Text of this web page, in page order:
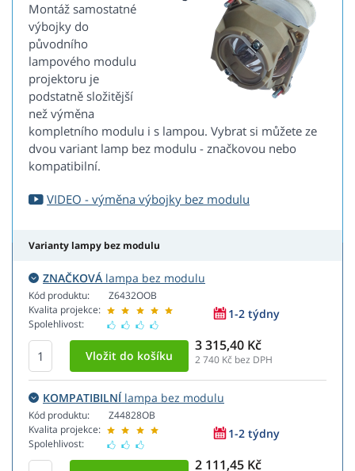
Montáž samostatné
výbojky do
původního
lampového modulu
projektoru je
podstatně složitější
než výměna
kompletního modulu i s lampou. Vybrat si můžete ze
dvou variant lamp bez modulu - značkovou nebo
kompatibilní.
VIDEO - výměna výbojky bez modulu
Varianty lampy bez modulu
ZNAČKOVÁ lampa bez modulu
Kód produktu:
Kvalita projekce:
Spolehlivost:
Z6432OOB
1-2 týdny
3 315,40 Kč
2 740 Kč bez DPH
KOMPATIBILNÍlampa bez modulu
Kód produktu:
Kvalita projekce:
Spolehlivost:
Z44828OB
1-2 týdny
2 111,45 Kč